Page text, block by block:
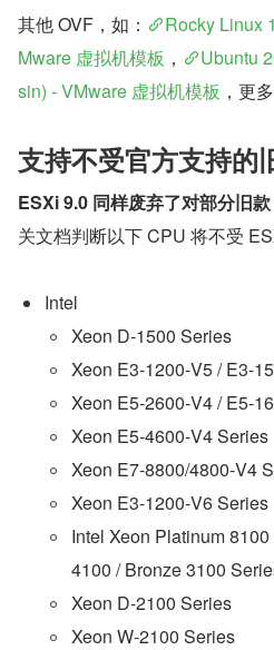
其他 OVF，如：
Rocky Linux
Mware 虚拟机模板 ，
Ubuntu
sin) - VMware 虚拟机模板 ，更
支持不受官方支持的
ESXi 9.0 同样废弃了对部分旧
关文档判断以下 CPU 将不受
Intel
Xeon D‑1500 Series
Xeon E3‑1200‑V5 /
Xeon E5‑2600‑V4 /
Xeon E5‑4600‑V4 Series
Xeon E7‑8800/4800‑V4
Xeon E3‑1200‑V6 Series
Intel Xeon Platinum
4100 / Bronze 3100
Xeon D‑2100 Series
Xeon W‑2100 Series